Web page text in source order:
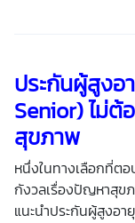
ประกันผู้สูงอ
Senior) ไม่
สุขภาพ
หนึ่งในทางเลือกที่ต
กังวลเรื่องปัญหาสุข
แนะนำประกันผู้สูงอายุ